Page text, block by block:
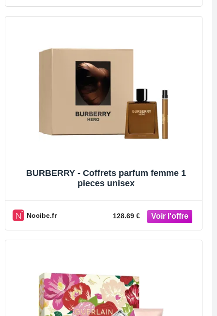
BURBERRY - Coffrets parfum femme 1
pieces unisex
Nocibe.fr 128.69 €